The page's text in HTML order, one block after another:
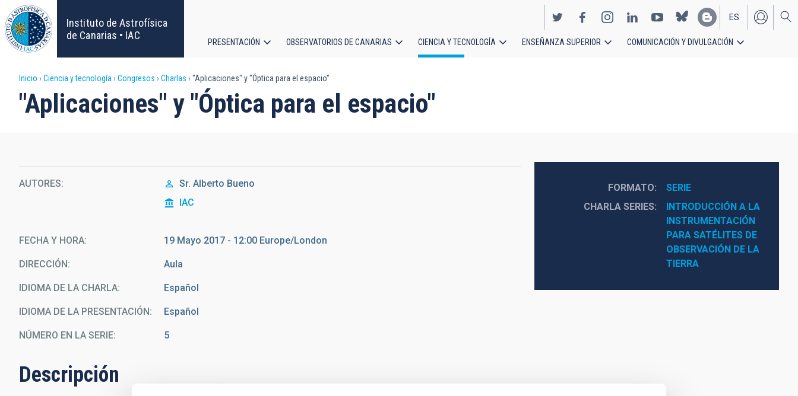
Pasar
al
contenido
principal
Instituto de Astrofísica
de Canarias • IAC
EN
ES
principal
PRESENTACIÓN OBSERVATORIOS DE CANARIAS CIENCIA Y TECNOLOGÍA ENSEÑANZA SUPERIOR COMUNICACIÓN Y DIVULGACIÓN
Sobrescribir
enlaces
ayuda
a
navegación
Inicio Ciencia y tecnología Congresos Charlas "Aplicaciones" y "Óptica para el espacio"
"Aplicaciones" y "Óptica para el espacio"
AUTORES Sr. Alberto Bueno
IAC
FECHA Y HORA 19 Mayo 2017 - 12:00 Europe/London
DIRECCIÓN Aula
IDIOMA DE LA CHARLA Español
IDIOMA DE LA PRESENTACIÓN Español
NÚMERO EN LA SERIE 5
Descripción
FORMATO
SERIE
CHARLA SERIES
INTRODUCCIÓN A LA
INSTRUMENTACIÓN
PARA SATÉLITES DE
OBSERVACIÓN DE LA
TIERRA